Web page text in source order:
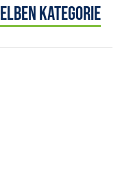
Kategorie